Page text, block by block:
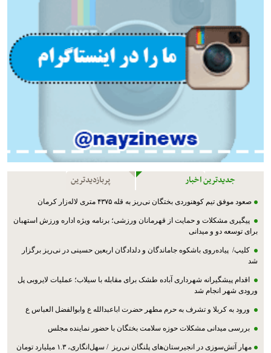
جدیدترین اخبار پربازدیدترین
صعود موفق تیم کوهنوردی بختگان نی‌ریز به قله ۴۳۷۵ متری لاله‌زار کرمان
پیگیری مشکلات و حمایت از قهرمانان ورزشی؛ برنامه ویژه اداره ورزش استهبان
برای توسعه دو و میدانی
کلیپ/ پیاده‌روی باشکوه جاماندگان و دلدادگان اربعین حسینی در نی‌ریز برگزار
شد
اقدام پیشگیرانه شهرداری آباده طشک برای مقابله با سیلاب؛ عملیات لایروبی پل
ورودی شهر انجام شد
ورود به کربلا و تشرف به حرم مطهر حضرت اباعبدالله ع وابوالفضل العباس ع
بررسی میدانی مشکلات حوزه سلامت بختگان با حضور نماینده مجلس
مهار آتش‌سوزی در انجیرستان‌های پلنگان نی‌ریز / سهل‌انگاری، ۱.۳ میلیارد تومان